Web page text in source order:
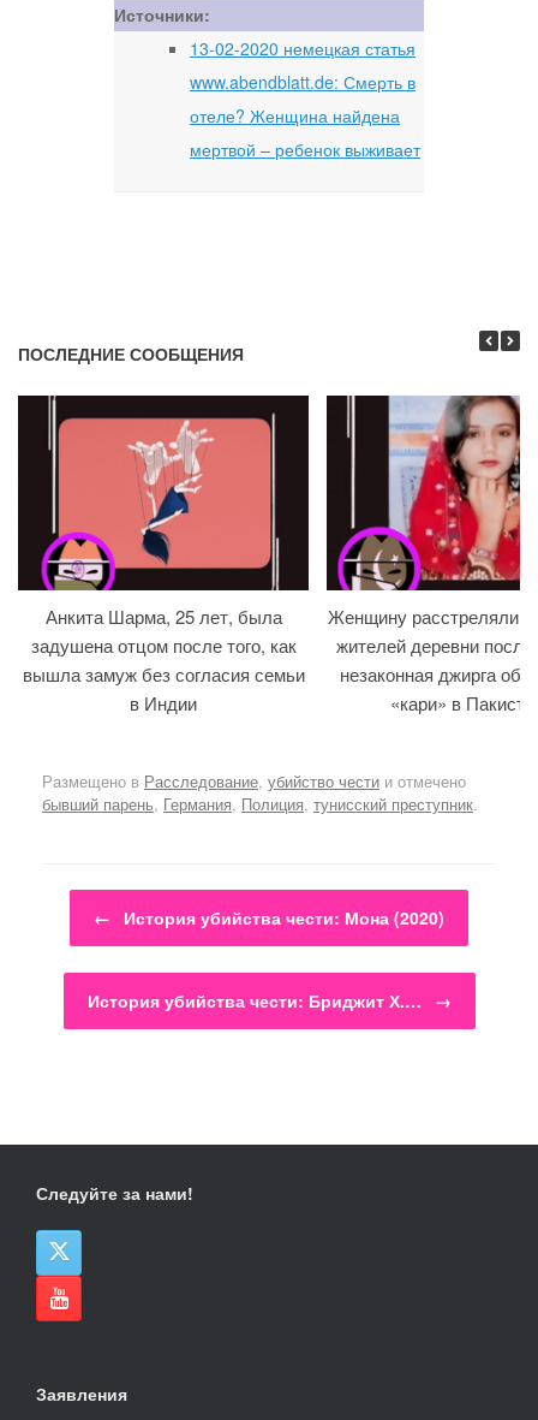
Источники:
13-02-2020 немецкая статья
www.abendblatt.de: Смерть в
отеле? Женщина найдена
мертвой – ребенок выживает
ПОСЛЕДНИЕ СООБЩЕНИЯ
Анкита Шарма, 25 лет, была
задушена отцом после того, как
вышла замуж без согласия семьи
в Индии
Женщину расстреляли
жителей деревни после
незаконная джирга
«кари» в
Размещено в Расследование, убийство чести и отмечено
бывший парень, Германия, Полиция, тунисский преступник.
Навигация по записям
← История убийства чести: Мона (2020)
История убийства чести: Бриджит Х.… →
Следуйте за нами!
Заявления